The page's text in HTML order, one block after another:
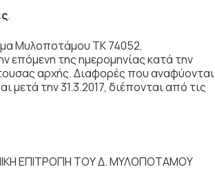
.
Μυλοποτάμου ΤΚ 74052,
επόμενη της ημερομηνίας κατά την
αρχής. Διαφορές που αναφύονται
μετά την 31.3.2017, διέπονται από τις
ΕΠΙΤΡΟΠΗ ΤΟΥ Δ. ΜΥΛΟΠΟΤΑΜΟΥ